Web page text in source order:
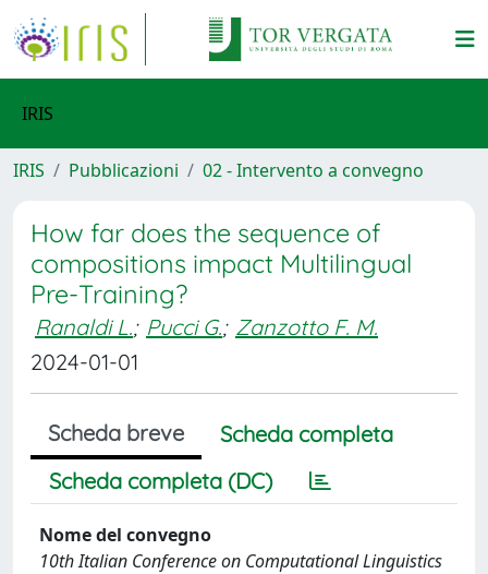
IRIS
IRIS Pubblicazioni 02 - Intervento a convegno
How far does the sequence of
compositions impact Multilingual
Pre-Training?
Ranaldi L.; Pucci G.; Zanzotto F. M.
2024-01-01
Scheda breve
Scheda completa
Scheda completa (DC)
Nome del convegno
10th Italian Conference on Computational Linguistics